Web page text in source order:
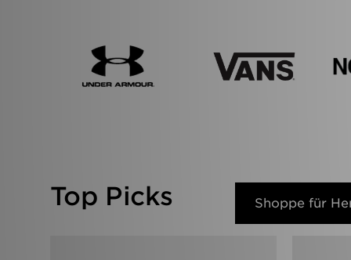
Top Picks Shoppe für